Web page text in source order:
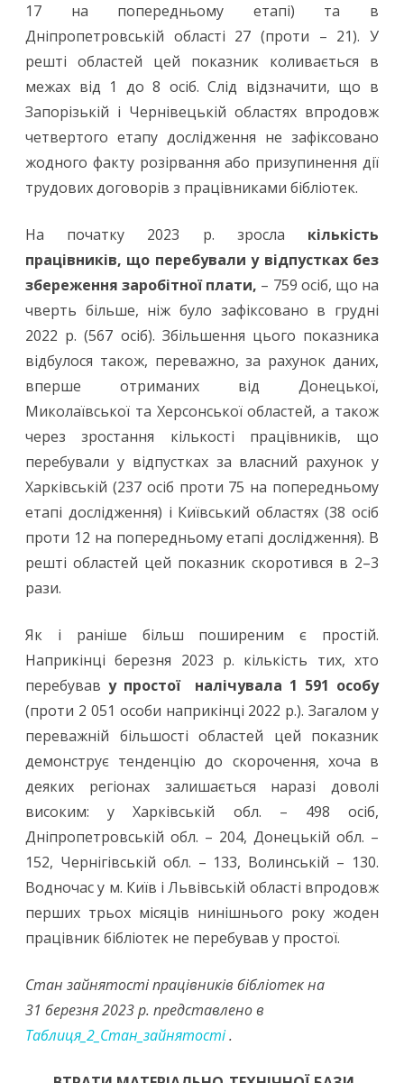
17 на попередньому етапі) та в
Дніпропетровській області 27 (проти – 21). У
решті областей цей показник коливається в
межах від 1 до 8 осіб. Слід відзначити, що в
Запорізькій і Чернівецькій областях впродовж
четвертого етапу дослідження не зафіксовано
жодного факту розірвання або призупинення дії
трудових договорів з працівниками бібліотек.
На початку 2023 р. зросла кількість
працівників, що перебували у відпустках без
збереження заробітної плати, – 759 осіб, що на
чверть більше, ніж було зафіксовано в грудні
2022 р. (567 осіб). Збільшення цього показника
відбулося також, переважно, за рахунок даних,
вперше отриманих від Донецької,
Миколаївської та Херсонської областей, а також
через зростання кількості працівників, що
перебували у відпустках за власний рахунок у
Харківській (237 осіб проти 75 на попередньому
етапі дослідження) і Київський областях (38 осіб
проти 12 на попередньому етапі дослідження). В
решті областей цей показник скоротився в 2–3
рази.
Як і раніше більш поширеним є простій.
Наприкінці березня 2023 р. кількість тих, хто
перебував у простої налічувала 1 591 особу
(проти 2 051 особи наприкінці 2022 р.). Загалом у
переважній більшості областей цей показник
демонструє тенденцію до скорочення, хоча в
деяких регіонах залишається наразі доволі
високим: у Харківській обл. – 498 осіб,
Дніпропетровській обл. – 204, Донецькій обл. –
152, Чернігівській обл. – 133, Волинській – 130.
Водночас у м. Київ і Львівській області впродовж
перших трьох місяців нинішнього року жоден
працівник бібліотек не перебував у простої.
Стан зайнятості працівників бібліотек на
31 березня 2023 р. представлено в
Таблиця_2_Стан_зайнятостi.